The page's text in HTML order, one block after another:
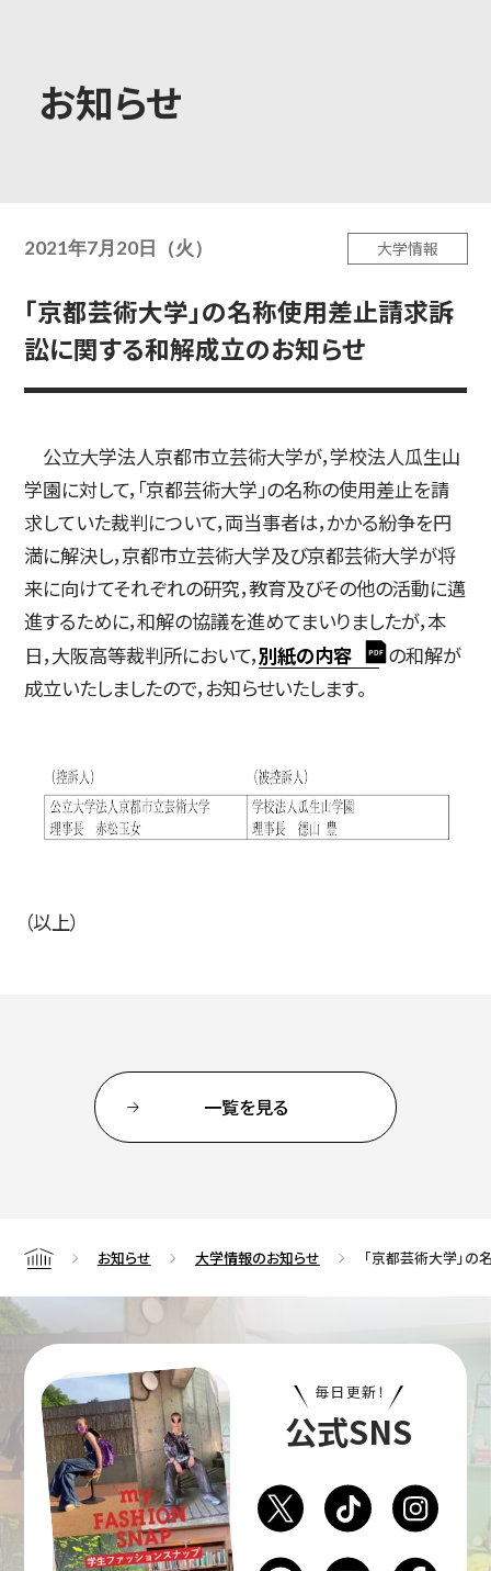
高校生・受験生の方 在学生の方
卒業生の方 企業の方
教育・社会連携
学生生活・就職
入試情報
通信教育部
藝術学舎（公開講座）
お知らせ
2021年7月20日（火） 大学情報
「京都芸術大学」の名称使用差止請求訴
訟に関する和解成立のお知らせ
公立大学法人京都市立芸術大学が，学校法人瓜生山
学園に対して，「京都芸術大学」の名称の使用差止を請
求していた裁判について，両当事者は，かかる紛争を円
満に解決し，京都市立芸術大学及び京都芸術大学が将
来に向けてそれぞれの研究，教育及びその他の活動に邁
進するために，和解の協議を進めてまいりましたが，本
日，大阪高等裁判所において，別紙の内容
の和解が
成立いたしましたので，お知らせいたします。
（以上）
一覧を見る
Home お知らせ 大学情報のお知らせ 「京都芸術大学」
毎日更新！
公式SNS